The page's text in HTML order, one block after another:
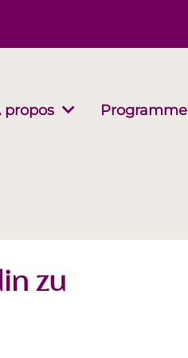
propos Programme
zu